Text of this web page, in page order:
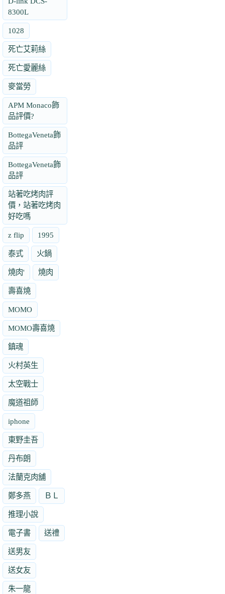
8300L
1028
死亡艾莉絲
死亡愛麗絲
麥當勞
APM Monaco飾
品評價?
BottegaVeneta飾
品評
BottegaVeneta飾
品評
站著吃烤肉評
價，站著吃烤肉
好吃嗎
z flip 1995
泰式 火鍋
燒肉' 燒肉
壽喜燒
MOMO
MOMO壽喜燒
鎮魂
火村英生
太空戰士
魔道祖師
iphone
東野圭吾
丹布朗
法蘭克肉舖
鄭多燕 ＢＬ
推理小說
電子書 送禮
送男友
送女友
朱一龍